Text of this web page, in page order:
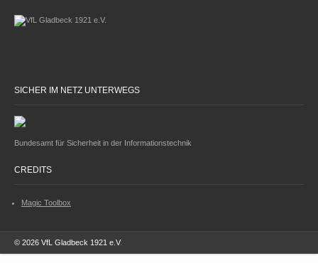
SICHER IM NETZ UNTERWEGS
Bundesamt für Sicherheit in der Informationstechnik
CREDITS
Magic Toolbox
© 2026 VfL Gladbeck 1921 e.V.